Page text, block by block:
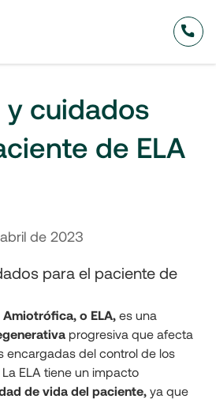
y cuidados
de ELA
de 2023
o ELA, es una
progresiva que afecta
encargadas del control de los
ELA tiene un impacto
de vida del paciente, ya que